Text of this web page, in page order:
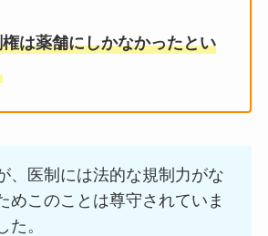
は薬舗にしかなかったとい
、医制には法的な規制力がな
めこのことは尊守されていま
た。